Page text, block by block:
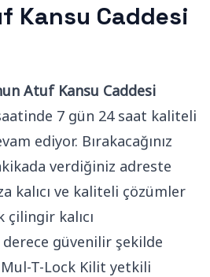
Kansu Caddesi
Atuf Kansu Caddesi
7 gün 24 saat kaliteli
ediyor. Bırakacağınız
verdiğiniz adreste
kalıcı ve kaliteli çözümler
çilingir kalıcı
güvenilir şekilde
T-Lock Kilit yetkili